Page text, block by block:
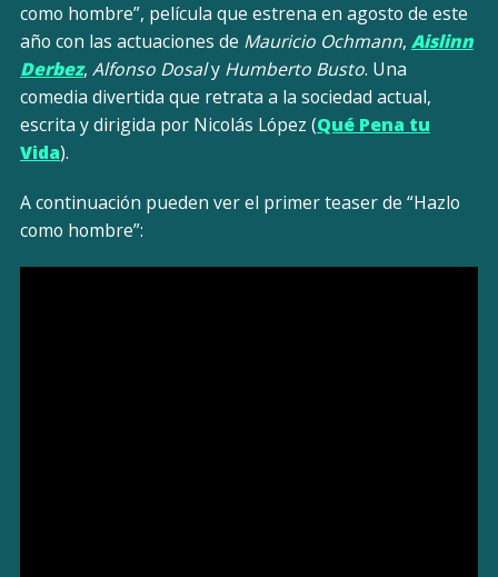
como hombre”, película que estrena en agosto de este
año con las actuaciones de Mauricio Ochmann, Aislinn
Derbez, Alfonso Dosaly Humberto Busto. Una
comedia divertida que retrata a la sociedad actual,
escrita y dirigida por Nicolás López (Qué Pena tu
Vida).
A continuación pueden ver el primer teaser de “Hazlo
como hombre”: